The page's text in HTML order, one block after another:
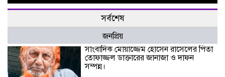
সর্বশেষ
জনপ্রিয়
সাংবাদিক মোয়াজ্জেম হোসেন রাসেলের পিতা
তোফাজ্জল ডাক্তারের জানাজা ও দাফন
সম্পন্ন।